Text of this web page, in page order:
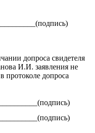
допроса свидетеля
И.И. заявления не
протоколе допроса